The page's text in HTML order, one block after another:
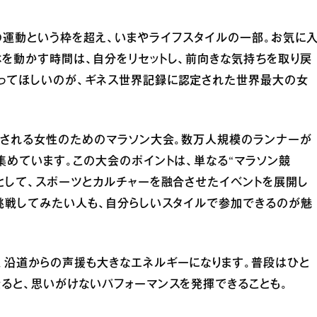
動という枠を超え、いまやライフスタイルの一部。お気に
動かす時間は、自分をリセットし、前向きな気持ちを取り戻
ほしいのが、ギネス世界記録に認定された世界最大の女
れる女性のためのマラソン大会。数万人規模のランナーが
ています。この大会のポイントは、単なる“マラソン競
て、スポーツとカルチャーを融合させたイベントを展開し
戦してみたい人も、自分らしいスタイルで参加できるのが魅
道からの声援も大きなエネルギーになります。普段はひと
、思いがけないパフォーマンスを発揮できることも。